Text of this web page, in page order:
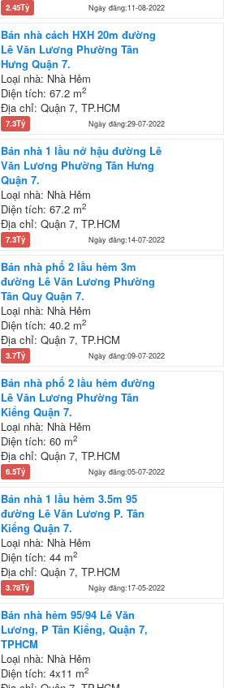
2.45Tỷ Ngày đăng:11-08-2022
Bán nhà cách HXH 20m đường
Lê Văn Lương Phường Tân
Hưng Quận 7.
Loại nhà: Nhà Hẻm
Diện tích: 67.2 m2
Địa chỉ: Quận 7, TP.HCM
7.3Tỷ Ngày đăng:29-07-2022
Bán nhà 1 lầu nở hậu đường Lê
Văn Lương Phường Tân Hưng
Quận 7.
Loại nhà: Nhà Hẻm
Diện tích: 67.2 m2
Địa chỉ: Quận 7, TP.HCM
7.3Tỷ Ngày đăng:14-07-2022
Bán nhà phố 2 lầu hẻm 3m
đường Lê Văn Lương Phường
Tân Quy Quận 7.
Loại nhà: Nhà Hẻm
Diện tích: 40.2 m2
Địa chỉ: Quận 7, TP.HCM
3.7Tỷ Ngày đăng:09-07-2022
Bán nhà phố 2 lầu hẻm đường
Lê Văn Lương Phường Tân
Kiểng Quận 7.
Loại nhà: Nhà Hẻm
Diện tích: 60 m2
Địa chỉ: Quận 7, TP.HCM
6.5Tỷ Ngày đăng:05-07-2022
Bán nhà 1 lầu hẻm 3.5m 95
đường Lê Văn Lương P. Tân
Kiểng Quận 7.
Loại nhà: Nhà Hẻm
Diện tích: 44 m2
Địa chỉ: Quận 7, TP.HCM
3.78Tỷ Ngày đăng:17-05-2022
Bán nhà hẻm 95/94 Lê Văn
Lương, P Tân Kiểng, Quận 7,
TPHCM
Loại nhà: Nhà Hẻm
Diện tích: 4x11 m2